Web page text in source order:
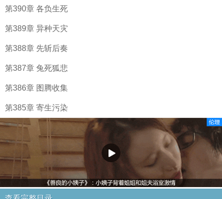
第390章 各负生死
第389章 异种天灾
第388章 先斩后奏
第387章 兔死狐悲
第386章 图腾收集
第385章 寄生污染